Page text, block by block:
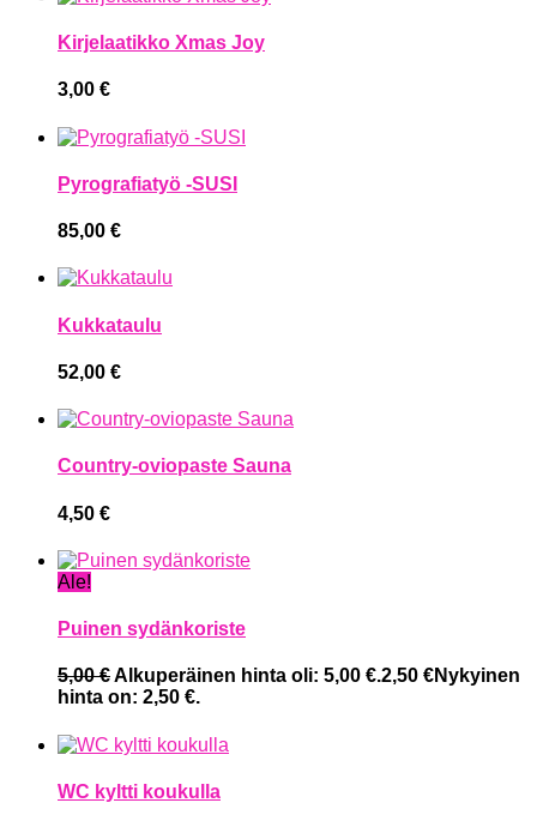
Kirjelaatikko Xmas Joy
3,00 €
Pyrografiatyö -SUSI
85,00 €
Kukkataulu
52,00 €
Country-oviopaste Sauna
4,50 €
Ale!
Puinen sydänkoriste
5,00€Alkuperäinen hinta oli: 5,00 €.2,50 €Nykyinen
hinta on: 2,50 €.
WC kyltti koukulla